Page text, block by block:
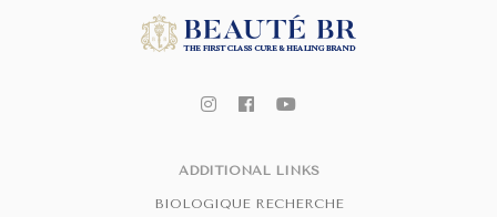
ADDITIONAL LINKS
BIOLOGIQUE RECHERCHE